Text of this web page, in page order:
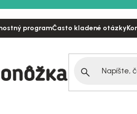
programČasto kladené otázky